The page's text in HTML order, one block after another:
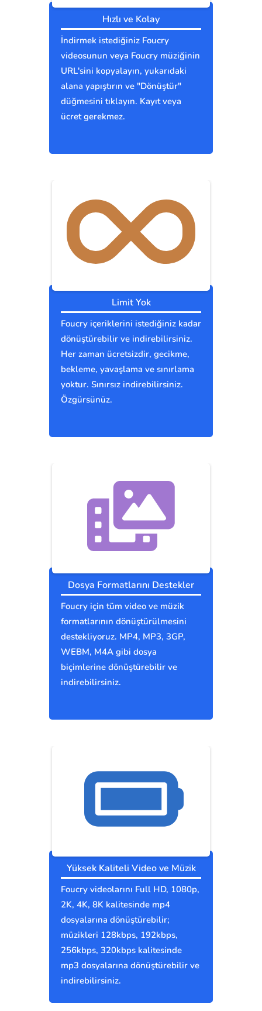
Hızlı ve Kolay
İndirmek istediğiniz Foucry
videosunun veya Foucry müziğinin
URL'sini kopyalayın, yukarıdaki
alana yapıştırın ve "Dönüştür"
düğmesini tıklayın. Kayıt veya
ücret gerekmez.
Limit Yok
Foucry içeriklerini istediğiniz kadar
dönüştürebilir ve indirebilirsiniz.
Her zaman ücretsizdir, gecikme,
bekleme, yavaşlama ve sınırlama
yoktur. Sınırsız indirebilirsiniz.
Özgürsünüz.
Dosya Formatlarını Destekler
Foucry için tüm video ve müzik
formatlarının dönüştürülmesini
destekliyoruz. MP4, MP3, 3GP,
WEBM, M4A gibi dosya
biçimlerine dönüştürebilir ve
indirebilirsiniz.
Yüksek Kaliteli Video ve Müzik
Foucry videolarını Full HD, 1080p,
2K, 4K, 8K kalitesinde mp4
dosyalarına dönüştürebilir;
müzikleri 128kbps, 192kbps,
256kbps, 320kbps kalitesinde
mp3 dosyalarına dönüştürebilir ve
indirebilirsiniz.